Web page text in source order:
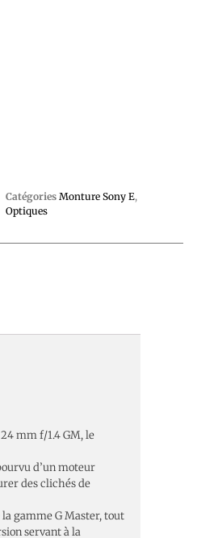
Catégories Monture Sony E,
Optiques
mm f/1.4 GM, le
d’un moteur
des clichés de
gamme G Master, tout
servant à la